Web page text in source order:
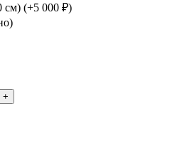
см) (+5 000 ₽)
+